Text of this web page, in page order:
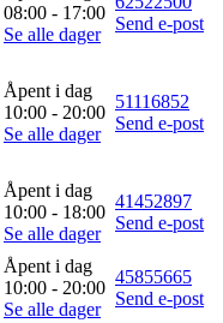
08:00 - 17:00
Se alle dager
Send e-post
Åpent i dag
10:00 - 20:00
Se alle dager
51116852
Send e-post
Åpent i dag
10:00 - 18:00
Se alle dager
41452897
Send e-post
Åpent i dag
10:00 - 20:00
Se alle dager
45855665
Send e-post